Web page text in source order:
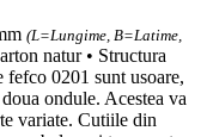
(L=Lungime, B=Latime,
natur • Structura
0201 sunt usoare,
ondule. Acestea va
variate. Cutiile din